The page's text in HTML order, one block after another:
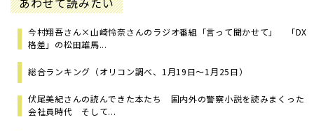
今村翔吾さん×山崎怜奈さんのラジオ番組「言って聞かせて」 「DX
格差」の松田雄馬...
総合ランキング（オリコン調べ、1月19日～1月25日）
伏尾美紀さんの読んできた本たち 国内外の警察小説を読みまくった
会社員時代 そして...